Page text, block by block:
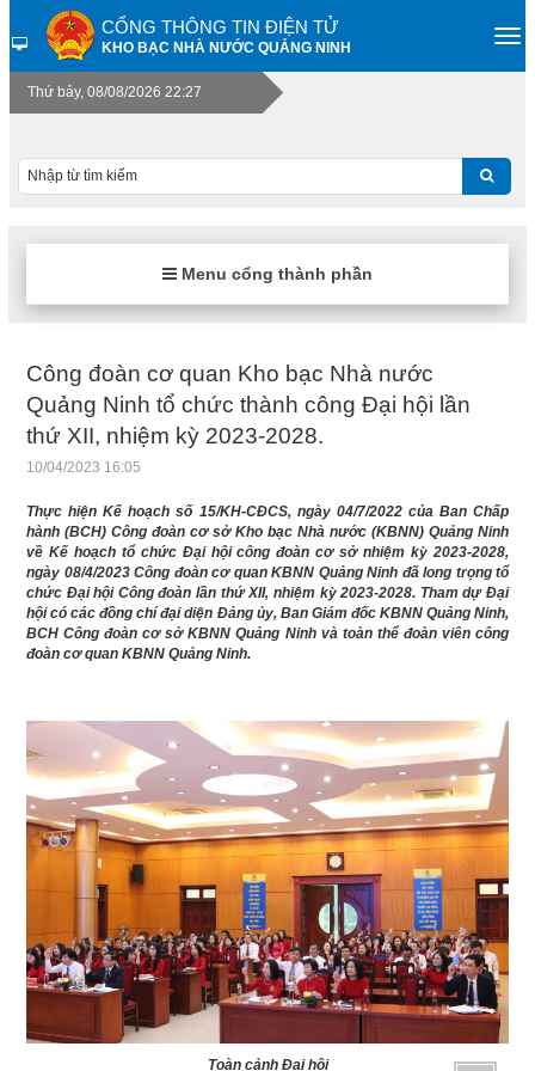
CỔNG THÔNG TIN ĐIỆN TỬ
KHO BẠC NHÀ NƯỚC QUẢNG NINH
Thứ bảy, 08/08/2026 22:27
Menu cổng thành phần
Công đoàn cơ quan Kho bạc Nhà nước
Quảng Ninh tổ chức thành công Đại hội lần
thứ XII, nhiệm kỳ 2023-2028.
10/04/2023 16:05
Thực hiện Kế hoạch số 15/KH-CĐCS, ngày 04/7/2022 của Ban Chấp
hành (BCH) Công đoàn cơ sở Kho bạc Nhà nước (KBNN) Quảng Ninh
về Kế hoạch tổ chức Đại hội công đoàn cơ sở nhiệm kỳ 2023-2028,
ngày 08/4/2023 Công đoàn cơ quan KBNN Quảng Ninh đã long trọng tổ
chức Đại hội Công đoàn lần thứ XII, nhiệm kỳ 2023-2028. Tham dự Đại
hội có các đồng chí đại diện Đảng ủy, Ban Giám đốc KBNN Quảng Ninh,
BCH Công đoàn cơ sở KBNN Quảng Ninh và toàn thể đoàn viên công
đoàn cơ quan KBNN Quảng Ninh.
Toàn cảnh Đại hội